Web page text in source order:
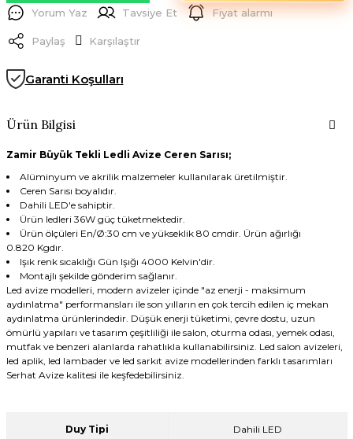
Yorum Yaz Tavsiye Et Fiyat alarmı
Paylaş Karşılaştır
Garanti Koşulları
Ürün Bilgisi
Zamir Büyük Tekli Ledli Avize Ceren Sarısı;
Alüminyum ve akrilik malzemeler kullanılarak üretilmiştir.
Ceren Sarısı boyalıdır.
Dahili LED'e sahiptir.
Ürün ledleri 36W güç tüketmektedir.
Ürün ölçüleri En/Ø:30 cm ve yükseklik 80 cmdir. Ürün ağırlığı
0.820 Kgdır.
Işık renk sıcaklığı Gün Işığı 4000 Kelvin'dir.
Montajlı şekilde gönderim sağlanır.
Led avize modelleri, modern avizeler içinde "az enerji - maksimum
aydınlatma" performansları ile son yılların en çok tercih edilen iç mekan
aydınlatma ürünlerindedir. Düşük enerji tüketimi, çevre dostu, uzun
ömürlü yapıları ve tasarım çeşitliliği ile salon, oturma odası, yemek odası,
mutfak ve benzeri alanlarda rahatlıkla kullanabilirsiniz. Led salon avizeleri,
led aplik, led lambader ve led sarkıt avize modellerinden farklı tasarımları
Serhat Avize kalitesi ile keşfedebilirsiniz.
Duy Tipi Dahili LED